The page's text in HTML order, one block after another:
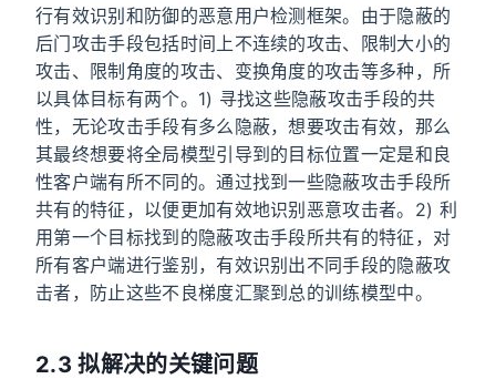
行有效识别和防御的恶意用户检测框架。由于隐蔽的
后门攻击手段包括时间上不连续的攻击、限制大小的
攻击、限制角度的攻击、变换角度的攻击等多种，所
以具体目标有两个。1) 寻找这些隐蔽攻击手段的共
性，无论攻击手段有多么隐蔽，想要攻击有效，那么
其最终想要将全局模型引导到的目标位置一定是和良
性客户端有所不同的。通过找到一些隐蔽攻击手段所
共有的特征，以便更加有效地识别恶意攻击者。2) 利
用第一个目标找到的隐蔽攻击手段所共有的特征，对
所有客户端进行鉴别，有效识别出不同手段的隐蔽攻
击者，防止这些不良梯度汇聚到总的训练模型中。
2.3 拟解决的关键问题